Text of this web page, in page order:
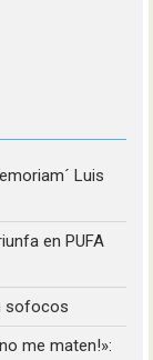
Luis
en PUFA
sofocos
me maten!»: